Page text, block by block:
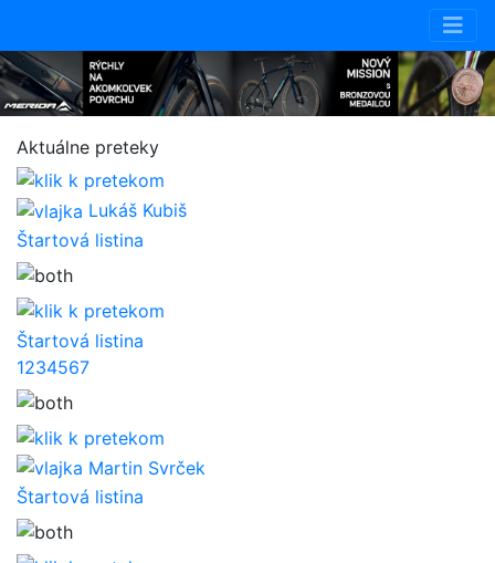
Aktuálne preteky
Lukáš Kubiš
Štartová listina
Štartová listina
1234567
Martin Svrček
Štartová listina